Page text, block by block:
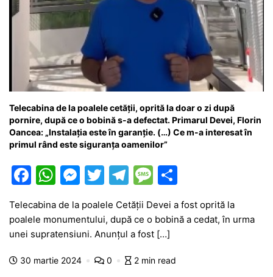
Telecabina de la poalele cetății, oprită la doar o zi după
pornire, după ce o bobină s-a defectat. Primarul Devei, Florin
Oancea: „Instalația este în garanție. (…) Ce m-a interesat în
primul rând este siguranța oamenilor”
F
c
e
b
W
at
s
A
M
s
s
e
T
itt
er
T
el
e
gr
a
M
s
s
a
ar
ta
Telecabina de la poalele Cetății Devei a fost oprită la
poalele monumentului, după ce o bobină a cedat, în urma
unei supratensiuni. Anunțul a fost […]
30 martie 2024 0 2 min read